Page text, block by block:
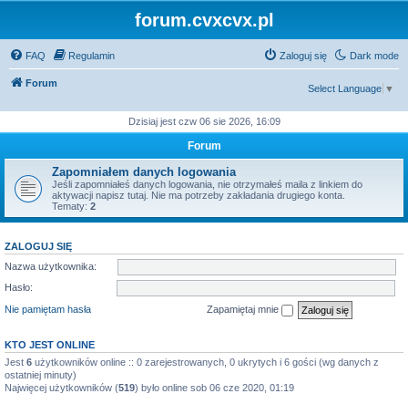
forum.cvxcvx.pl
Dark mode
FAQ Regulamin Zaloguj się
Forum
Select Language ▼
Dzisiaj jest czw 06 sie 2026, 16:09
Forum
Zapomniałem danych logowania
Jeśli zapomniałeś danych logowania, nie otrzymałeś maila z linkiem do
aktywacji napisz tutaj. Nie ma potrzeby zakładania drugiego konta.
Tematy: 2
ZALOGUJ SIĘ
Nazwa użytkownika:
Hasło:
Nie pamiętam hasła
Zapamiętaj mnie
KTO JEST ONLINE
Jest 6 użytkowników online :: 0 zarejestrowanych, 0 ukrytych i 6 gości (wg danych z
ostatniej minuty)
Najwięcej użytkowników (519) było online sob 06 cze 2020, 01:19